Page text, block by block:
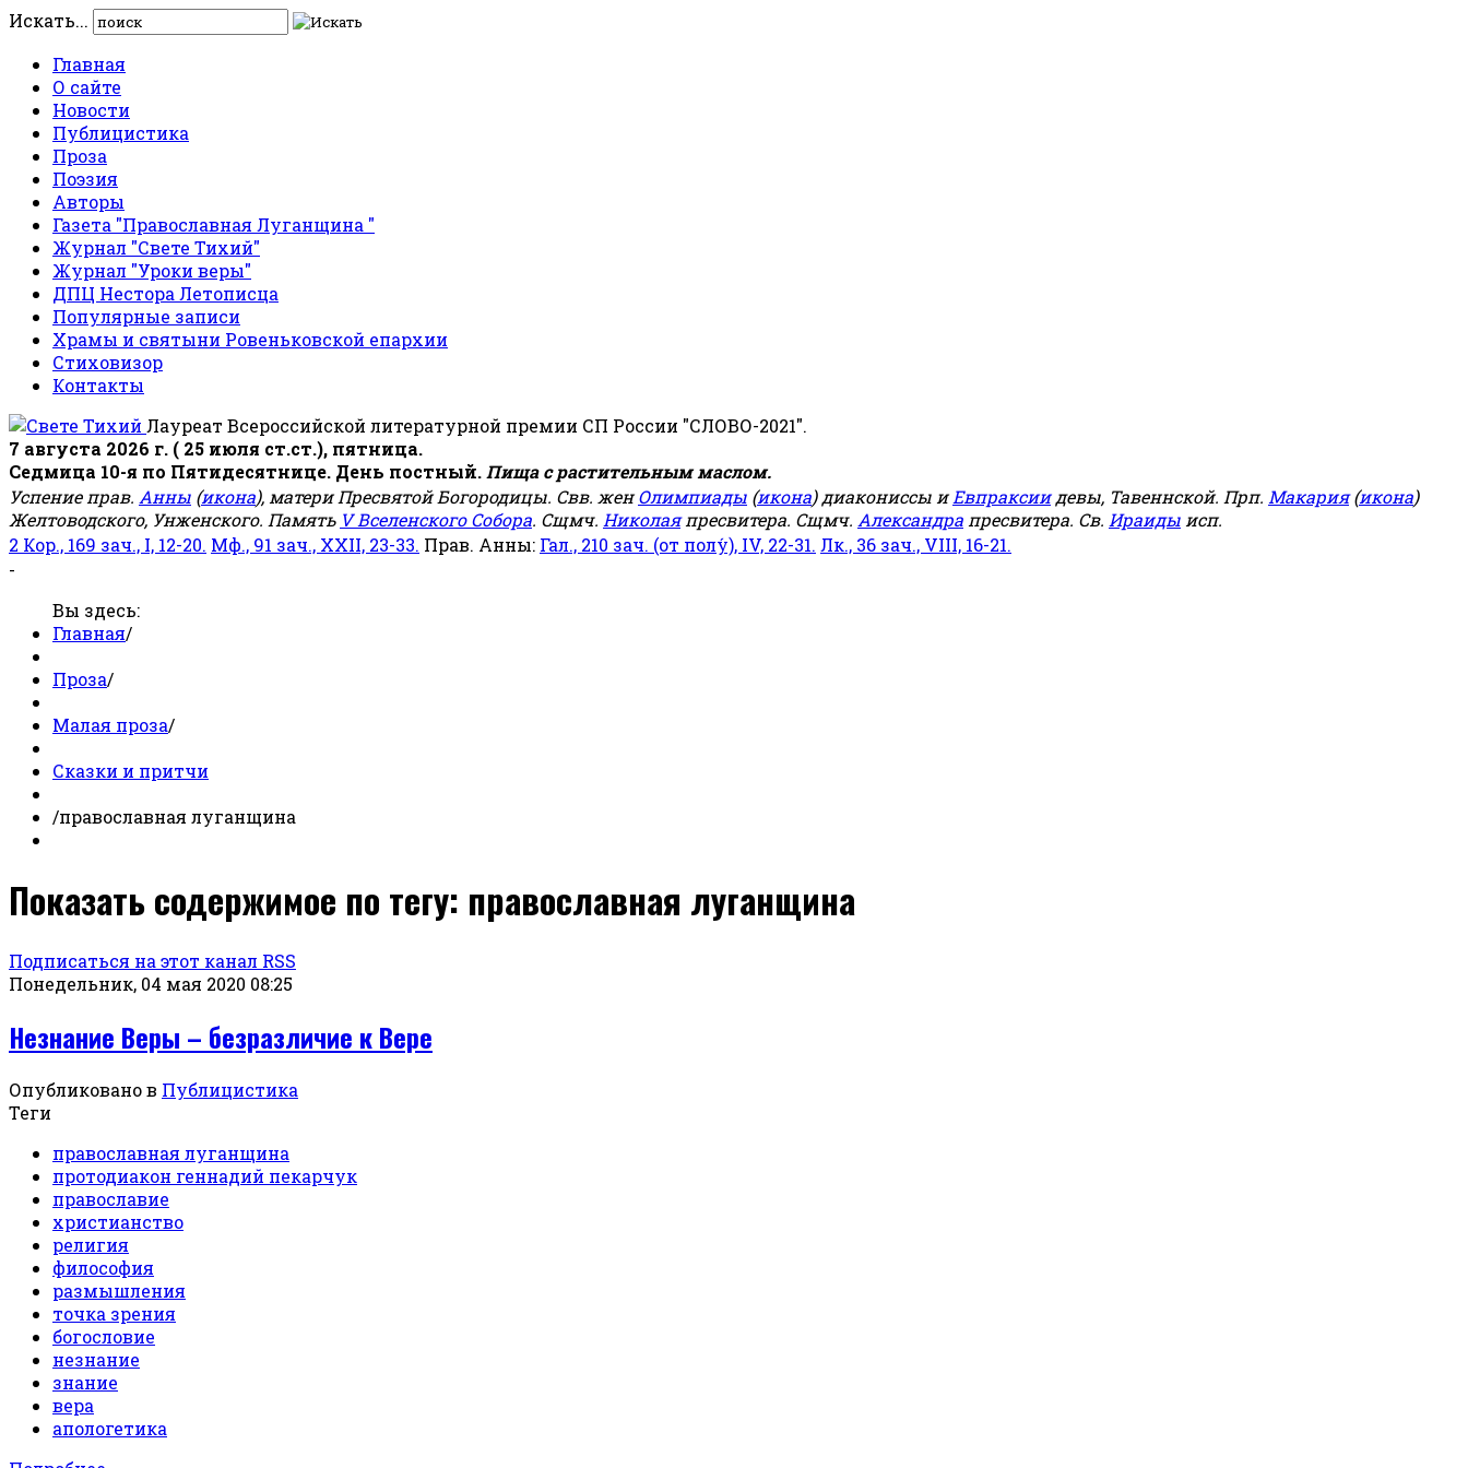
Искать...
Главная
О сайте
Новости
Публицистика
Проза
Поэзия
Авторы
Газета "Православная Луганщина "
Журнал "Свете Тихий"
Журнал "Уроки веры"
ДПЦ Нестора Летописца
Популярные записи
Храмы и святыни Ровеньковской епархии
Стиховизор
Контакты
Лауреат Всероссийской литературной премии СП России "СЛОВО-2021".
7 августа 2026 г. ( 25 июля ст.ст.), пятница.
Седмица 10-я по Пятидесятнице. День постный. Пища с растительным маслом.
Успение прав. Анны (икона), матери Пресвятой Богородицы. Свв. женОлимпиады (икона) диакониссы иЕвпраксиидевы, Тавеннской. Прп. Макария(икона)
Желтоводского, Унженского. Память V Вселенского Собора. Сщмч. Николаяпресвитера. Сщмч. Александра пресвитера. Св. Ираиды исп.
2 Кор., 169 зач., I, 12-20. Мф., 91 зач., XXII, 23-33. Прав. Анны: Гал., 210 зач. (от полу́), IV, 22-31. Лк., 36 зач., VIII, 16-21.
-
Вы здесь:
Главная/
Проза/
Малая проза/
Сказки и притчи
/православная луганщина
Показать содержимое по тегу: православная луганщина
Подписаться на этот канал RSS
Понедельник, 04 мая 2020 08:25
Незнание Веры – безразличие к Вере
Опубликовано в Публицистика
Теги
православная луганщина
протодиакон геннадий пекарчук
православие
христианство
религия
философия
размышления
точка зрения
богословие
незнание
знание
вера
апологетика